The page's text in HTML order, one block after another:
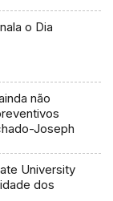
o Dia
não
Joseph
University
dos